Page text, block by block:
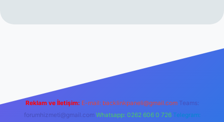
Reklam ve İletişim: E-mail: backlinkpaneli@gmail.com Teams:
forumhizmeti@gmail.com Whatsapp: 0262 606 0 726 Telegram: